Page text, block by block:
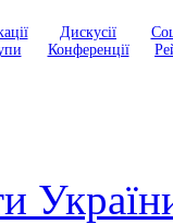
Дискусії
Конференції